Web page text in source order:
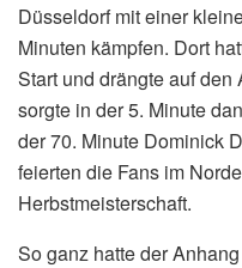
Düsseldorf mit einer
Minuten kämpfen. Dort
Start und drängte auf
sorgte in der 5. Minute
der 70. Minute Dominick
feierten die Fans im
Herbstmeisterschaft.
So ganz hatte der